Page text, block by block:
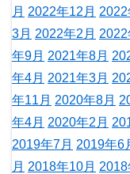
月 2022年12月 2022
3月 2022年2月 2022
年9月 2021年8月
年4月 2021年3月
年11月 2020年8月
年4月 2020年2月
2019年7月 2019年6
月 2018年10月 2018